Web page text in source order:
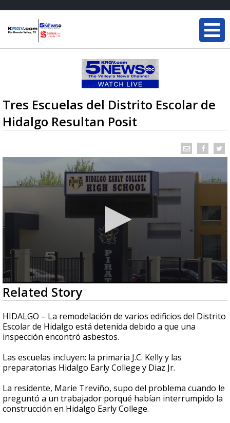
Tres Escuelas del Distrito Escolar de
Hidalgo Resultan Posit
0
seconds
of
2
minutes,
37
seconds
Related Story
HIDALGO – La remodelación de varios edificios del Distrito
Escolar de Hidalgo está detenida debido a que una
inspección encontró asbestos.
Las escuelas incluyen: la primaria J.C. Kelly y las
preparatorias Hidalgo Early College y Diaz Jr.
La residente, Marie Treviño, supo del problema cuando le
preguntó a un trabajador porqué habían interrumpido la
construcción en Hidalgo Early College.